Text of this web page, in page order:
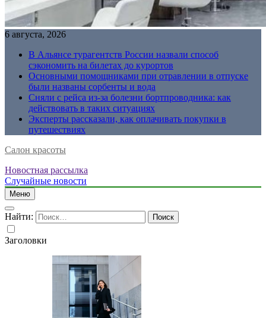
6 августа, 2026
В Альянсе турагентств России назвали способ
сэкономить на билетах до курортов
Основными помощниками при отравлении в отпуске
были названы сорбенты и вода
Сняли с рейса из-за болезни бортпроводника: как
действовать в таких ситуациях
Эксперты рассказали, как оплачивать покупки в
путешествиях
Салон красоты
Новостная рассылка
Случайные новости
Меню
Найти:
Заголовки